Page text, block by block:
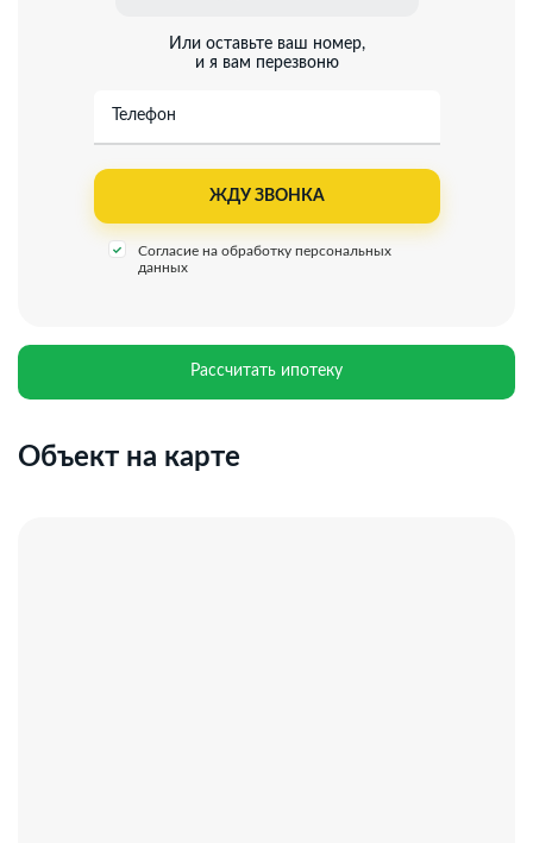
Или оставьте ваш номер,
и я вам перезвоню
Телефон
Согласие на обработку персональных
данных
Рассчитать ипотеку
Объект на карте